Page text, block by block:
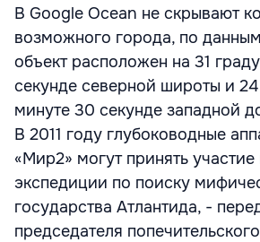
В Google Ocean не скрывают
возможного города, по
объект расположен на 31
секунде северной широты и 24
минуте 30 секунде западной
В 2011 году глубоководные
«Мир2» могут принять участие
экспедиции по поиску
государства Атлантида, -
председателя